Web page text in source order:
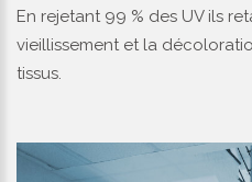
En rejetant 99 % des UV ils
vieillissement et la
tissus.